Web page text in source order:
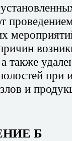
также
при
и
Б